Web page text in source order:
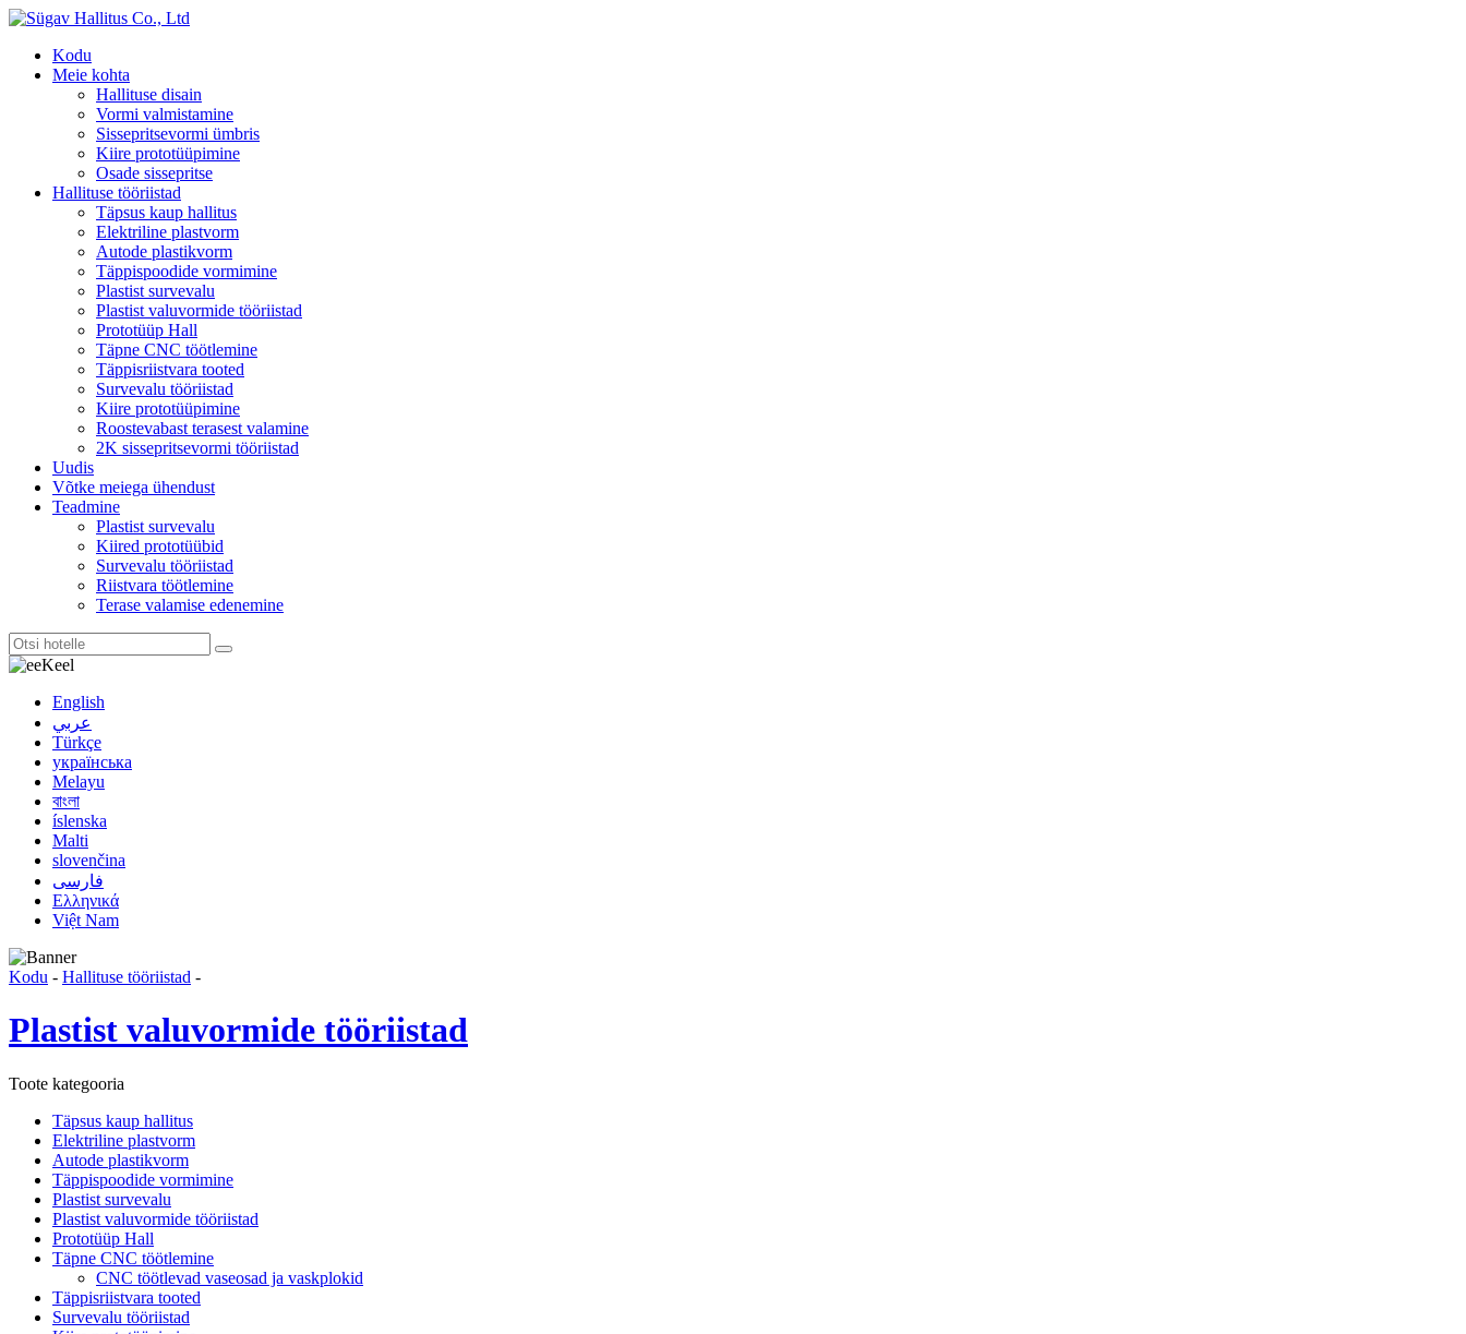
Kodu
Meie kohta
Hallituse disain
Vormi valmistamine
Sissepritsevormi ümbris
Kiire prototüüpimine
Osade sissepritse
Hallituse tööriistad
Täpsus kaup hallitus
Elektriline plastvorm
Autode plastikvorm
Täppispoodide vormimine
Plastist survevalu
Plastist valuvormide tööriistad
Prototüüp Hall
Täpne CNC töötlemine
Täppisriistvara tooted
Survevalu tööriistad
Kiire prototüüpimine
Roostevabast terasest valamine
2K sissepritsevormi tööriistad
Uudis
Võtke meiega ühendust
Teadmine
Plastist survevalu
Kiired prototüübid
Survevalu tööriistad
Riistvara töötlemine
Terase valamise edenemine
Keel
English
عربي
Türkçe
українська
Melayu
বাংলা
íslenska
Malti
slovenčina
فارسی
Ελληνικά
Việt Nam
Kodu - Hallituse tööriistad -
Plastist valuvormide tööriistad
Toote kategooria
Täpsus kaup hallitus
Elektriline plastvorm
Autode plastikvorm
Täppispoodide vormimine
Plastist survevalu
Plastist valuvormide tööriistad
Prototüüp Hall
Täpne CNC töötlemine
CNC töötlevad vaseosad ja vaskplokid
Täppisriistvara tooted
Survevalu tööriistad